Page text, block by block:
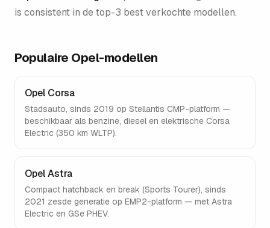
is consistent in de top-3 best verkochte modellen.
Populaire Opel-modellen
Opel Corsa
Stadsauto, sinds 2019 op Stellantis CMP-platform —
beschikbaar als benzine, diesel en elektrische Corsa
Electric (350 km WLTP).
Opel Astra
Compact hatchback en break (Sports Tourer), sinds
2021 zesde generatie op EMP2-platform — met Astra
Electric en GSe PHEV.